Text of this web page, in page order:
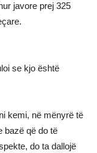
javore prej 325
se kjo është
kemi, në mënyrë të
bazë që do të
do ta dallojë